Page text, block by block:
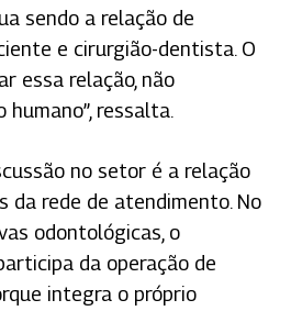
sendo a relação de
e cirurgião-dentista. O
essa relação, não
ressalta.
no setor é a relação
da rede de atendimento. No
odontológicas, o
da operação de
integra o próprio